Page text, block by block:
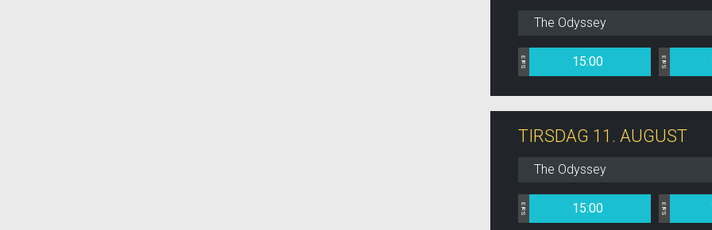
The Odyssey
Sal 3 15:00 Sal 3
TIRSDAG 11. AUGUST
The Odyssey
Sal 3 15:00 Sal 3